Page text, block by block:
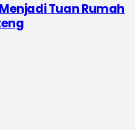
Tuan Rumah